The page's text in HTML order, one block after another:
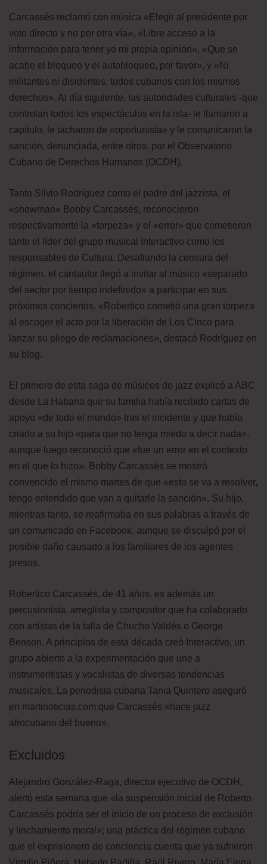
Carcassés reclamó con música «Elegir al presidente por
voto directo y no por otra vía», «Libre acceso a la
información para tener yo mi propia opinión», «Que se
acabe el bloqueo y el autobloqueo, por favor», y «Ni
militantes ni disidentes, todos cubanos con los mismos
derechos». Al día siguiente, las autoridades culturales -que
controlan todos los espectáculos en la isla- le llamaron a
capítulo, le tacharon de «oportunista» y le comunicaron la
sanción, denunciada, entre otros, por el Observatorio
Cubano de Derechos Humanos (OCDH).
Tanto Silvio Rodríguez como el padre del jazzista, el
«showman» Bobby Carcassés, reconocieron
respectivamente la «torpeza» y el «error» que cometieron
tanto el líder del grupo musical Interactivo como los
responsables de Cultura. Desafiando la censura del
régimen, el cantautor llegó a invitar al músico «separado
del sector por tiempo indefinido» a participar en sus
próximos conciertos. «Robertico cometió una gran torpeza
al escoger el acto por la liberación de Los Cinco para
lanzar su pliego de reclamaciones», destacó Rodríguez en
su blog.
El primero de esta saga de músicos de jazz explicó a ABC
desde La Habana que su familia había recibido cartas de
apoyo «de todo el mundo» tras el incidente y que había
criado a su hijo «para que no tenga miedo a decir nada»,
aunque luego reconoció que «fue un error en el contexto
en el que lo hizo». Bobby Carcassés se mostró
convencido el mismo martes de que «esto se va a resolver,
tengo entendido que van a quitarle la sanción». Su hijo,
mientras tanto, se reafirmaba en sus palabras a través de
un comunicado en Facebook, aunque se disculpó por el
posible daño causado a los familiares de los agentes
presos.
Robertico Carcassés, de 41 años, es además un
percusionista, arreglista y compositor que ha colaborado
con artistas de la talla de Chucho Valdés o George
Benson. A principios de esta década creó Interactivo, un
grupo abierto a la experimentación que une a
instrumentistas y vocalistas de diversas tendencias
musicales. La periodista cubana Tania Quintero aseguró
en martinoticias.com que Carcassés «hace jazz
afrocubano del bueno».
Excluidos
Alejandro González-Raga, director ejecutivo de OCDH,
alertó esta semana que «la suspensión inicial de Roberto
Carcassés podría ser el inicio de un proceso de exclusión
y linchamiento moral»; una práctica del régimen cubano
que el exprisionero de conciencia cuenta que ya sufrieron